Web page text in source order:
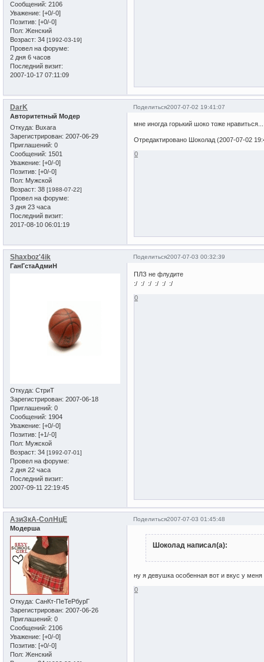
Сообщений: 2106
Уважение: [+0/-0]
Позитив: [+0/-0]
Пол: Женский
Возраст: 34 [1992-03-19]
Провел на форуме:
2 дня 6 часов
Последний визит:
2007-10-17 07:11:09
Поделиться2007-07-02 19:41:07
DarK
Авторитетный Модер
Откуда: Buxara
Зарегистрирован: 2007-06-29
Приглашений: 0
Сообщений: 1501
Уважение: [+0/-0]
Позитив: [+0/-0]
Пол: Мужской
Возраст: 38 [1988-07-22]
Провел на форуме:
3 дня 23 часа
Последний визит:
2017-08-10 06:01:19
мне иногда горький шоко тоже нравиться...
Отредактировано Шоколад (2007-07-02
0
Поделиться2007-07-03 00:32:39
Shaxboz'4ik
ГанГстаАдмиН
Откуда: СтриТ
Зарегистрирован: 2007-06-18
Приглашений: 0
Сообщений: 1904
Уважение: [+0/-0]
Позитив: [+1/-0]
Пол: Мужской
Возраст: 34 [1992-07-01]
Провел на форуме:
2 дня 22 часа
Последний визит:
2007-09-11 22:19:45
ПЛЗ не флудите
:/ :/ :/ :/ :/ :/
0
Поделиться2007-07-03 01:45:48
АзиЗкА-СолНцЕ
Модерша
Откуда: СанКт-ПеТеРбурГ
Зарегистрирован: 2007-06-26
Приглашений: 0
Сообщений: 2106
Уважение: [+0/-0]
Позитив: [+0/-0]
Пол: Женский
Шоколад написал(а):
ну я девушка особенная вот и вкус у
0